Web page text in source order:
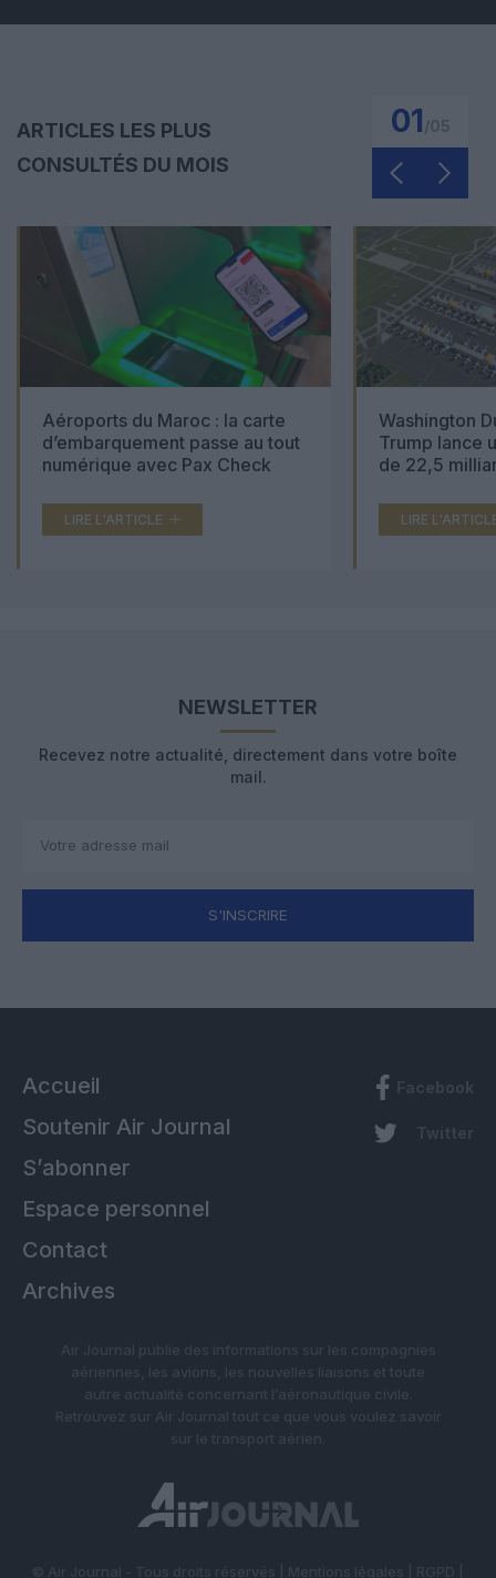
ARTICLES LES PLUS
CONSULTÉS DU MOIS
01
Aéroports du Maroc : la carte
d’embarquement passe au tout
numérique avec Pax Check
LIRE L'ARTICLE
Washington
Trump lance
de 22,5
LIRE
NEWSLETTER
Recevez notre actualité, directement dans votre boîte
mail.
S'INSCRIRE
Accueil
Soutenir Air Journal
S’abonner
Espace personnel
Contact
Archives